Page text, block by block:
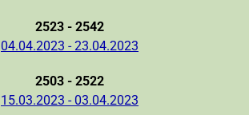
2523 - 2542
04.04.2023 - 23.04.2023
2503 - 2522
15.03.2023 - 03.04.2023